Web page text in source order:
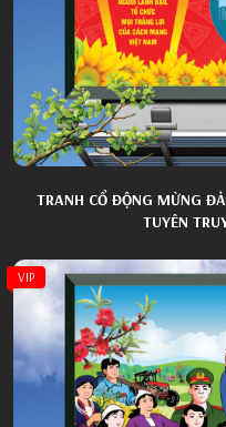
TRANH CỔ ĐỘNG MỪNG
TUYÊN
VIP